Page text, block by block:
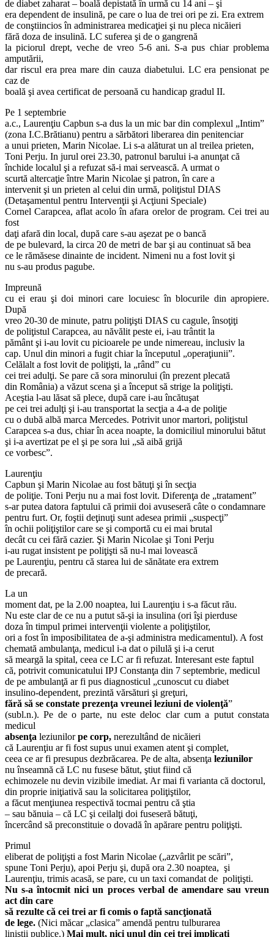
de diabet zaharat – boală depistată în urmă cu 14 ani – şi
era dependent de insulină, pe care o lua de trei ori pe zi. Era extrem
de conştiincios în administrarea medicaţiei şi nu pleca nicăieri
fără doza de insulină. LC suferea şi de o gangrenă
la piciorul drept, veche de vreo 5-6 ani. S-a pus chiar problema
amputării,
dar riscul era prea mare din cauza diabetului. LC era pensionat pe
caz de
boală şi avea certificat de persoană cu handicap gradul II.
Pe 1 septembrie
a.c., Laurenţiu Capbun s-a dus la un mic bar din complexul „Intim”
(zona I.C.Brătianu) pentru a sărbători liberarea din penitenciar
a unui prieten, Marin Nicolae. Li s-a alăturat un al treilea prieten,
Toni Perju. In jurul orei 23.30, patronul barului i-a anunţat că
închide localul şi a refuzat să-i mai servească. A urmat o
scurtă altercaţie între Marin Nicolae şi patron, în care a
intervenit şi un prieten al celui din urmă, poliţistul DIAS
(Detaşamentul pentru Intervenţii şi Acţiuni Speciale)
Cornel Carapcea, aflat acolo în afara orelor de program. Cei trei au
fost
daţi afară din local, după care s-au aşezat pe o bancă
de pe bulevard, la circa 20 de metri de bar şi au continuat să bea
ce le rămăsese dinainte de incident. Nimeni nu a fost lovit şi
nu s-au produs pagube.
Impreună
cu ei erau şi doi minori care locuiesc în blocurile din apropiere.
După
vreo 20-30 de minute, patru poliţişti DIAS cu cagule, însoţiţi
de poliţistul Carapcea, au năvălit peste ei, i-au trântit la
pământ şi i-au lovit cu picioarele pe unde nimereau, inclusiv la
cap. Unul din minori a fugit chiar la începutul „operaţiunii”.
Celălalt a fost lovit de poliţişti, la „rând” cu
cei trei adulţi. Se pare că sora minorului (în prezent plecată
din România) a văzut scena şi a început să strige la poliţişti.
Aceştia l-au lăsat să plece, după care i-au încătuşat
pe cei trei adulţi şi i-au transportat la secţia a 4-a de poliţie
cu o dubă albă marca Mercedes. Potrivit unor martori, poliţistul
Carapcea s-a dus, chiar în acea noapte, la domiciliul minorului bătut
şi i-a avertizat pe el şi pe sora lui „să aibă grijă
ce vorbesc”.
Laurenţiu
Capbun şi Marin Nicolae au fost bătuţi şi în secţia
de poliţie. Toni Perju nu a mai fost lovit. Diferenţa de „tratament”
s-ar putea datora faptului că primii doi avuseseră câte o condamnare
pentru furt. Or, foştii deţinuţi sunt adesea primii „suspecţi”
în ochii poliţiştilor care se şi comportă cu ei mai brutal
decât cu cei fără cazier. Şi Marin Nicolae şi Toni Perju
i-au rugat insistent pe poliţişti să nu-l mai lovească
pe Laurenţiu, pentru că starea lui de sănătate era extrem
de precară.
La un
moment dat, pe la 2.00 noaptea, lui Laurenţiu i s-a făcut rău.
Nu este clar de ce nu a putut să-şi ia insulina (ori îşi pierduse
doza în timpul primei intervenţii violente a poliţiştilor,
ori a fost în imposibilitatea de a-şi administra medicamentul). A fost
chemată ambulanţa, medicul i-a dat o pilulă şi i-a cerut
să meargă la spital, ceea ce LC ar fi refuzat. Interesant este faptul
că, potrivit comunicatului IPJ Constanţa din 7 septembrie, medicul
de pe ambulanţă ar fi pus diagnosticul „cunoscut cu diabet
insulino-dependent, prezintă vărsături şi greţuri,
fără să se constate prezenţa vreunei leziuni de violenţă”
(subl.n.). Pe de o parte, nu este deloc clar cum a putut constata
medicul
absenţa leziunilorpe corp, nerezultând de nicăieri
că Laurenţiu ar fi fost supus unui examen atent şi complet,
ceea ce ar fi presupus dezbrăcarea. Pe de alta, absenţa leziunilor
nu înseamnă că LC nu fusese bătut, ştiut fiind că
echimozele nu devin vizibile imediat. Ar mai fi varianta că doctorul,
din proprie iniţiativă sau la solicitarea poliţiştilor,
a făcut menţiunea respectivă tocmai pentru că ştia
– sau bănuia – că LC şi ceilalţi doi fuseseră bătuţi,
încercând să preconstituie o dovadă în apărare pentru poliţişti.
Primul
eliberat de poliţişti a fost Marin Nicolae („azvârlit pe scări”,
spune Toni Perju), apoi Perju şi, după ora 2.30 noaptea, şi
Laurenţiu, trimis acasă, se pare, cu un taxi comandat de poliţişti.
Nu s-a întocmit nici un proces verbal de amendare sau vreun
act din care
să rezulte că cei trei ar fi comis o faptă sancţionată
de lege. (Nici măcar „clasica” amendă pentru tulburarea
liniştii publice.) Mai mult, nici unul din cei trei implicaţi